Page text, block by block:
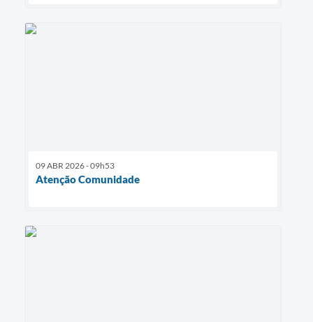
09 ABR 2026 - 09h53
Atenção Comunidade